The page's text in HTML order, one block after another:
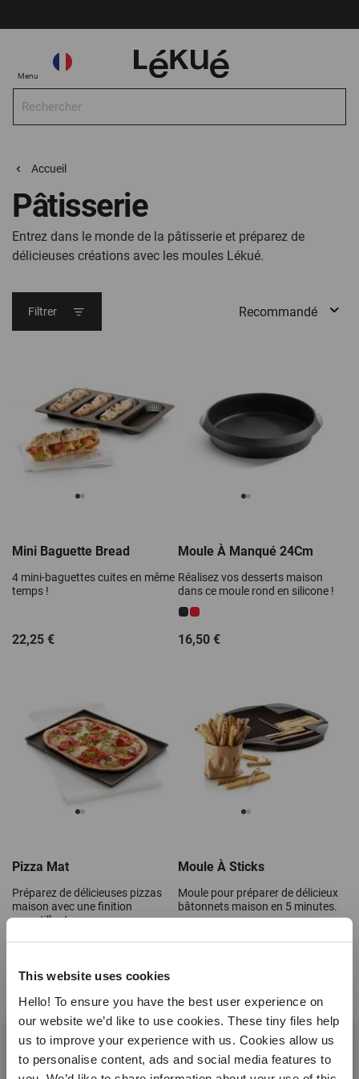
This website uses cookies
Hello! To ensure you have the best user experience on
our website we’d like to use cookies. These tiny files help
us to improve your experience with us. Cookies allow us
to personalise content, ads and social media features to
Menu
Recherche
Choisir
Boutique
Choisir la Boutique
AccueilPâtisserie
Pâtisserie
Entrez dans le monde de la pâtisserie et préparez de
délicieuses créations avec les moules Lékué.
Filter
Filtrer
Mini Baguette Bread
4 mini-baguettes cuites en même
temps !
22,25 €
Moule À Manqué 24Cm
Réalisez vos desserts maison
dans ce moule rond en silicone !
16,50 €
Pizza Mat
Préparez de délicieuses pizzas
maison avec une finition
croustillante.
Moule À Sticks
Moule pour préparer de délicieux
bâtonnets maison en 5 minutes.